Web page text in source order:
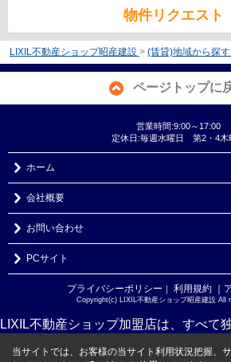
物件リクエスト
LIXIL不動産ショップ昭産建設 > (賃貸)地域から探す
ページトップに
営業時間:9:00～17:00
定休日:毎週水曜日 第2・4木
ホーム
会社概要
お問い合わせ
PCサイト
プライバシーポリシー ｜ 利用規約 ｜
Copyright(c) LIXIL不動産ショップ昭産建設 All
LIXIL不動産ショップ加盟店は、すべて
当サイトでは、お客様の当サイト利用状況把握、